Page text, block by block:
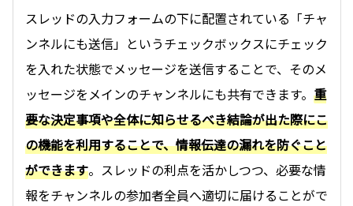
スレッドの入力フォームの下に配置されている「チャ
ンネルにも送信」というチェックボックスにチェック
を入れた状態でメッセージを送信することで、そのメ
ッセージをメインのチャンネルにも共有できます。 重
要な決定事項や全体に知らせるべき結論が出た際にこ
の機能を利用することで、情報伝達の漏れを防ぐこと
ができます。スレッドの利点を活かしつつ、必要な情
報をチャンネルの参加者全員へ適切に届けることがで